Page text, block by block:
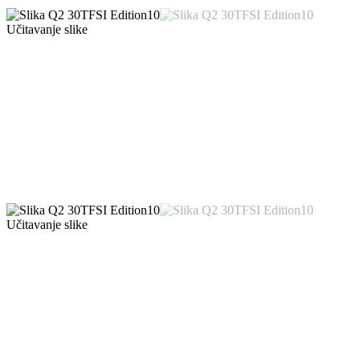
Učitavanje slike
Učitavanje slike